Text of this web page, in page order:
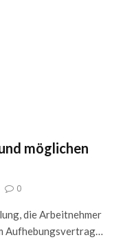
möglichen
0
die Arbeitnehmer
Aufhebungsvertrag…